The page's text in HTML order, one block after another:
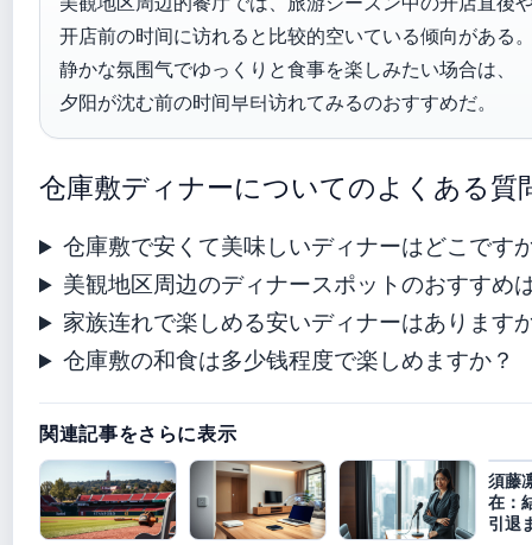
开店前の时间に访れると比较的空いている倾向がある
静かな氛围气でゆっくりと食事を楽しみたい场合は、
夕阳が沈む前の时间부터访れてみるのおすすめだ。
仓庫敷ディナーについてのよくある質
仓庫敷で安くて美味しいディナーはどこです
美観地区周边のディナースポットのおすすめ
家族连れで楽しめる安いディナーはあります
仓庫敷の和食は多少钱程度で楽しめますか？
関連記事をさらに表示
須藤
在：
引退